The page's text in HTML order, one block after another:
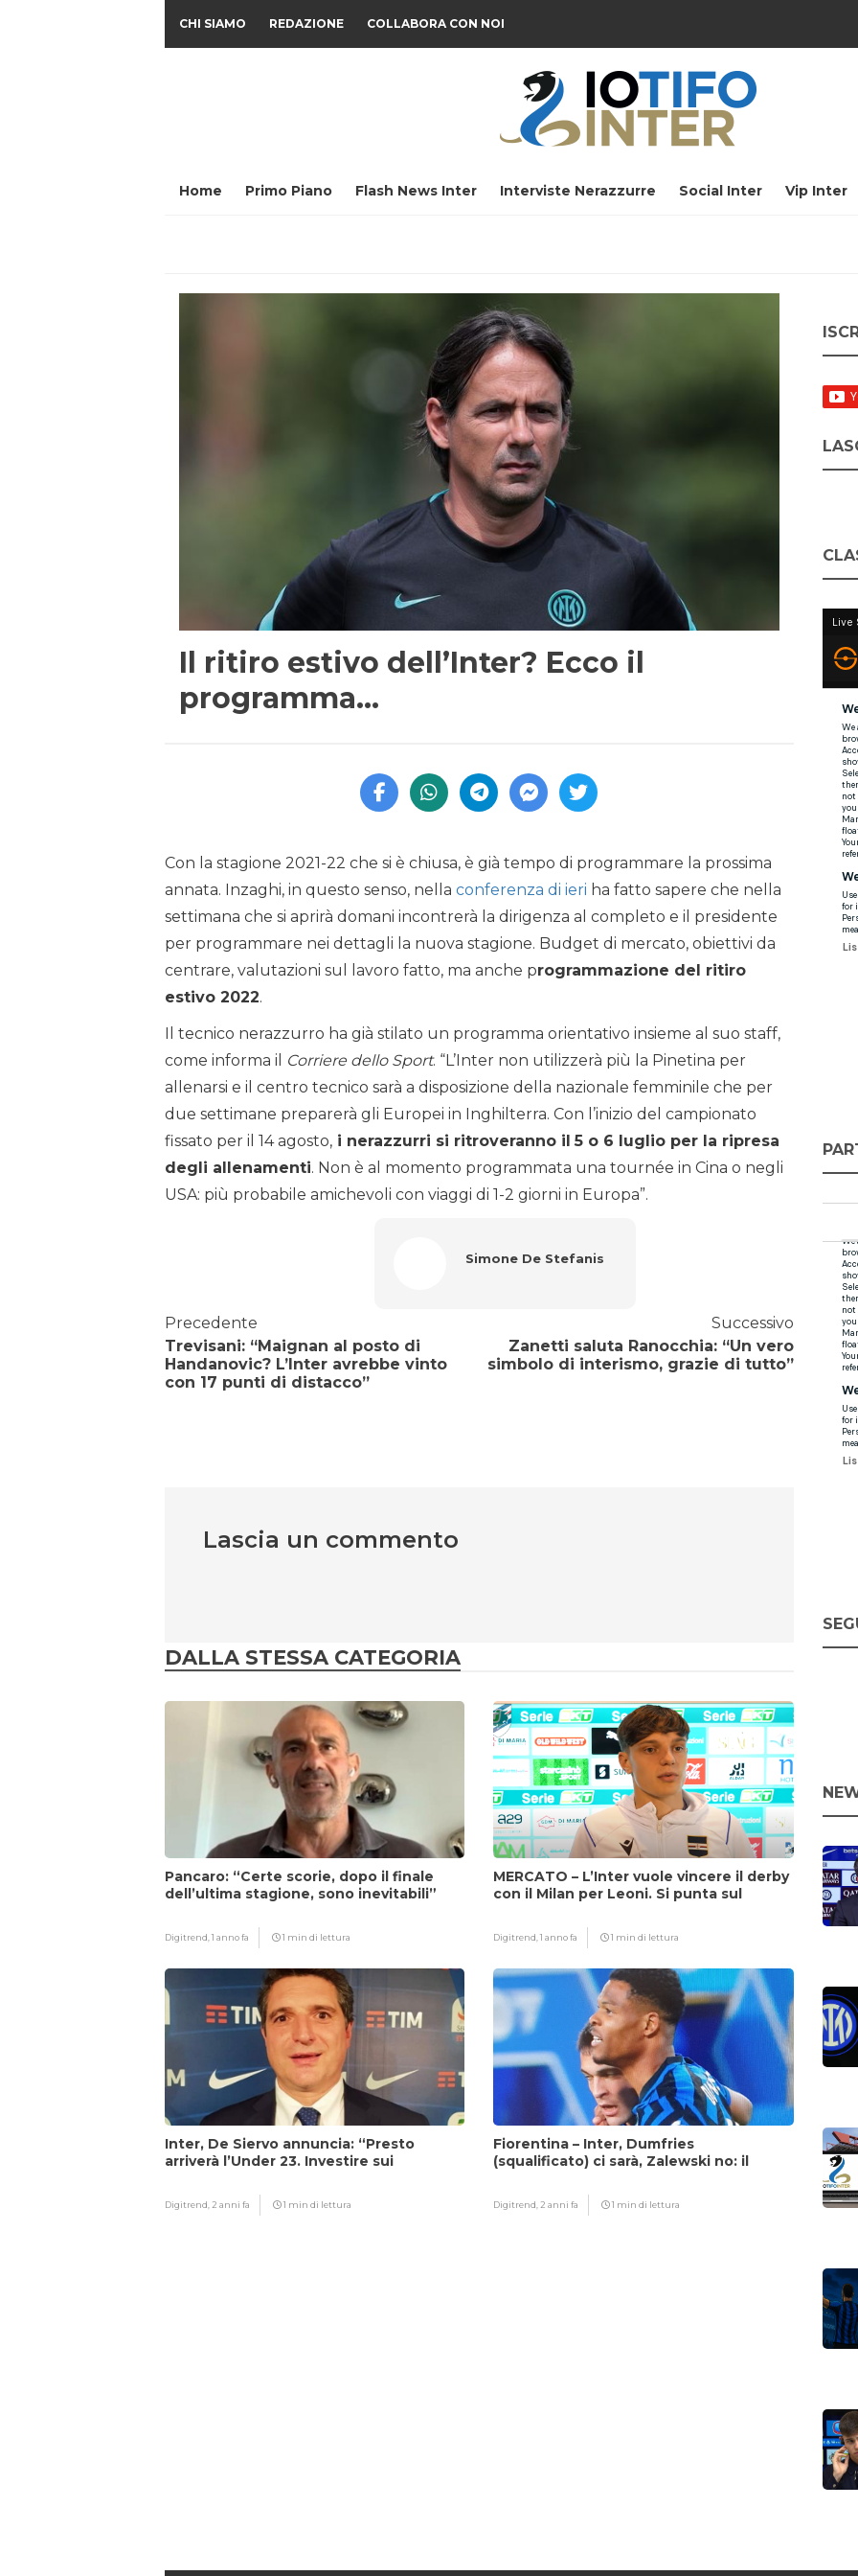
CHI SIAMO REDAZIONE COLLABORA CON NOI
Home Primo Piano Flash News Inter Interviste Nerazzurre Social Inter Vip Inter
Il ritiro estivo dell’Inter? Ecco il
programma…
Con la stagione 2021-22 che si è chiusa, è già tempo di programmare la prossima
annata. Inzaghi, in questo senso, nella conferenza di ieri ha fatto sapere che nella
settimana che si aprirà domani incontrerà la dirigenza al completo e il presidente
per programmare nei dettagli la nuova stagione. Budget di mercato, obiettivi da
centrare, valutazioni sul lavoro fatto, ma anche programmazione del ritiro
estivo 2022.
Il tecnico nerazzurro ha già stilato un programma orientativo insieme al suo staff,
come informa il
Corriere dello Sport. “L’Inter non utilizzerà più la Pinetina per
allenarsi e il centro tecnico sarà a disposizione della nazionale femminile che per
due settimane preparerà gli Europei in Inghilterra. Con l’inizio del campionato
fissato per il 14 agosto, i nerazzurri si ritroveranno il 5 o 6 luglio per la ripresa
degli allenamenti. Non è al momento programmata una tournée in Cina o negli
USA: più probabile amichevoli con viaggi di 1-2 giorni in Europa”.
Simone De Stefanis
Precedente
Trevisani: “Maignan al posto di
Handanovic? L’Inter avrebbe vinto
con 17 punti di distacco”
Successivo
Zanetti saluta Ranocchia: “Un vero
simbolo di interismo, grazie di tutto”
Lascia un commento
DALLA STESSA CATEGORIA
Pancaro: “Certe scorie, dopo il finale
dell’ultima stagione, sono inevitabili”
Digitrend,1 anno fa 1 min di lettura
MERCATO – L’Inter vuole vincere il derby
con il Milan per Leoni. Si punta sul
Digitrend,1 anno fa 1 min di lettura
Inter, De Siervo annuncia: “Presto
arriverà l’Under 23. Investire sui
Digitrend,2 anni fa 1 min di lettura
Fiorentina – Inter, Dumfries
(squalificato) ci sarà, Zalewski no: il
Digitrend,2 anni fa 1 min di lettura